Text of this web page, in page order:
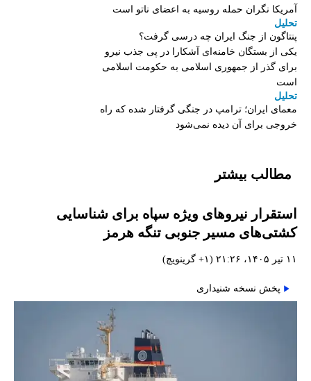
آمریکا نگران حمله روسیه به اعضای ناتو‌ است
تحلیل
پنتاگون از جنگ ایران چه درسی گرفت؟
یکی از بستگان خامنه‌ای آشکارا در پی جذب نیرو
برای گذر از جمهوری اسلامی به حکومت اسلامی
است
تحلیل
معمای ایران؛ ترامپ در جنگی گرفتار شده که راه
خروجی برای آن دیده نمی‌شود
مطالب بیشتر
استقرار نیروهای ویژه سپاه برای شناسایی
کشتی‌های مسیر جنوبی تنگه هرمز
۱۱ تیر ۱۴۰۵، ۲۱:۲۶ (‎+۱ گرینویچ)
پخش نسخه شنیداری